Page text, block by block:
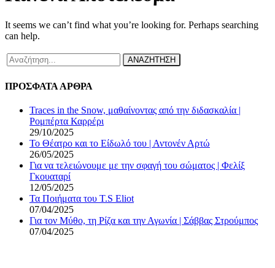
It seems we can’t find what you’re looking for. Perhaps searching
can help.
ΑΝΑΖΗΤΗΣΗ
ΠΡΟΣΦΑΤΑ ΑΡΘΡΑ
Traces in the Snow, μαθαίνοντας από την διδασκαλία |
Ρομπέρτα Καρρέρι
29/10/2025
Το Θέατρο και το Είδωλό του | Αντονέν Αρτώ
26/05/2025
Για να τελειώνουμε με την σφαγή του σώματος | Φελίξ
Γκουαταρί
12/05/2025
Τα Ποιήματα του T.S Eliot
07/04/2025
Για τον Μύθο, τη Ρίζα και την Αγωνία | Σάββας Στρούμπος
07/04/2025